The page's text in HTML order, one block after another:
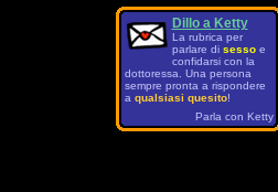
Dillo a Ketty
La rubrica per
parlare di sessoe
confidarsi con la
dottoressa. Una persona
sempre pronta a rispondere
a qualsiasi quesito!
Parla con Ketty